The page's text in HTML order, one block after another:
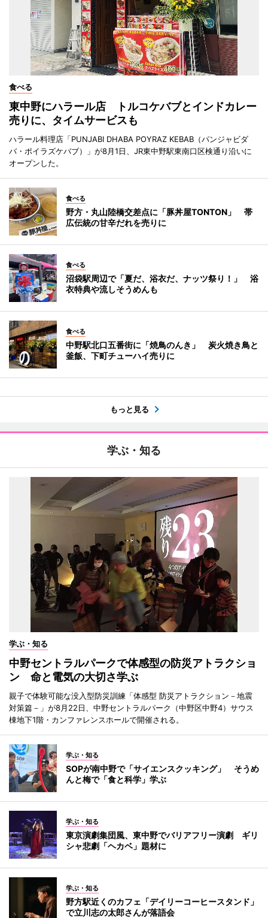
食べる
東中野にハラール店 トルコケバブとインドカレー
売りに、タイムサービスも
ハラール料理店「PUNJABI DHABA POYRAZ KEBAB（パンジャビダ
バ・ポイラズケバブ）」が8月1日、JR東中野駅東南口区検通り沿いに
オープンした。
食べる
野方・丸山陸橋交差点に「豚丼屋TONTON」 帯
広伝統の甘辛だれを売りに
食べる
沼袋駅周辺で「夏だ、浴衣だ、ナッツ祭り！」 浴
衣特典や流しそうめんも
食べる
中野駅北口五番街に「焼鳥のんき」 炭火焼き鳥と
釜飯、下町チューハイ売りに
もっと見る
学ぶ・知る
学ぶ・知る
中野セントラルパークで体感型の防災アトラクショ
ン 命と電気の大切さ学ぶ
親子で体験可能な没入型防災訓練「体感型 防災アトラクション－地震
対策篇－」が8月22日、中野セントラルパーク（中野区中野4）サウス
棟地下1階・カンファレンスホールで開催される。
学ぶ・知る
SOPが南中野で「サイエンスクッキング」 そうめ
んと梅で「食と科学」学ぶ
学ぶ・知る
東京演劇集団風、東中野でバリアフリー演劇 ギリ
シャ悲劇「ヘカベ」題材に
学ぶ・知る
野方駅近くのカフェ「デイリーコーヒースタンド」
で立川志の太郎さんが落語会